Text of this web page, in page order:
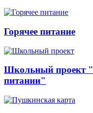
Горячее питание
Школьный проект
питании"